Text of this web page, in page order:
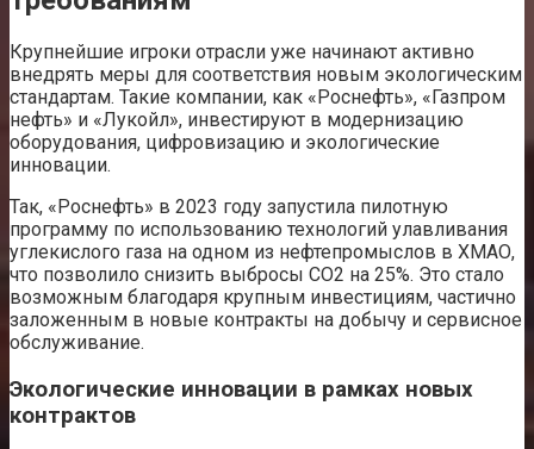
Крупнейшие игроки отрасли уже начинают активно
внедрять меры для соответствия новым экологическим
стандартам. Такие компании, как «Роснефть», «Газпром
нефть» и «Лукойл», инвестируют в модернизацию
оборудования, цифровизацию и экологические
инновации.
Так, «Роснефть» в 2023 году запустила пилотную
программу по использованию технологий улавливания
углекислого газа на одном из нефтепромыслов в ХМАО,
что позволило снизить выбросы CO2 на 25%. Это стало
возможным благодаря крупным инвестициям, частично
заложенным в новые контракты на добычу и сервисное
обслуживание.
Экологические инновации в рамках новых
контрактов